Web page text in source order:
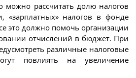
можно рассчитать долю налогов
«зарплатных» налогов в фонде
это должно помочь организации
отчислений в бюджет. При
различные налоговые
повлиять на увеличение